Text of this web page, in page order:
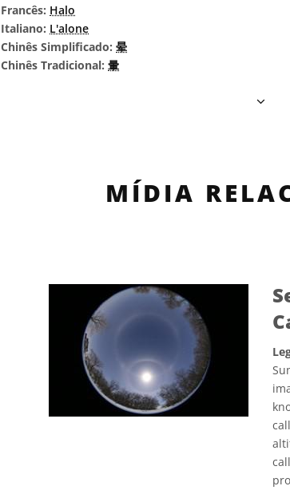
Francês: Halo
Italiano: L'alone
Chinês Simplificado: 晕
Chinês Tradicional: 暈
MÍDIA